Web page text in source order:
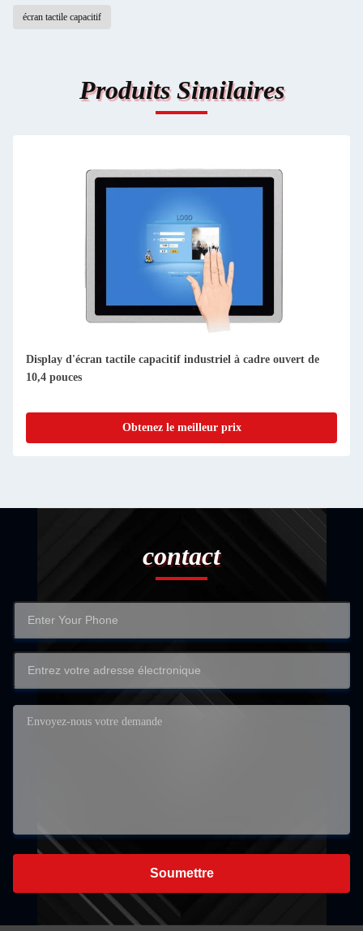
écran tactile capacitif
Produits Similaires
Display d'écran tactile capacitif industriel à cadre ouvert de
10,4 pouces
Obtenez le meilleur prix
contact
Soumettre